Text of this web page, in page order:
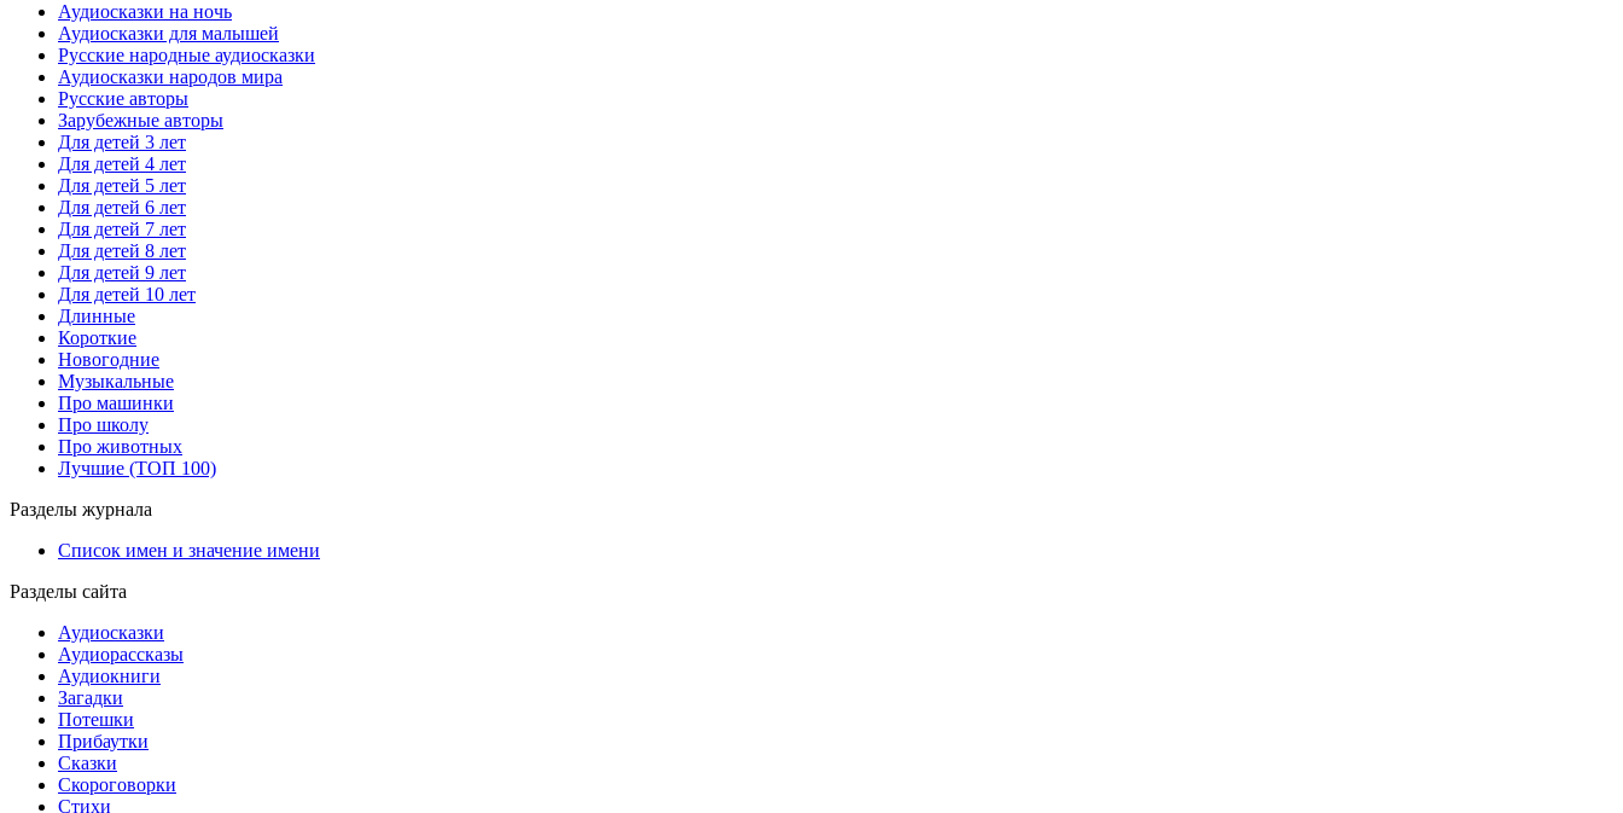
Аудиосказки на ночь
Аудиосказки для малышей
Русские народные аудиосказки
Аудиосказки народов мира
Русские авторы
Зарубежные авторы
Для детей 3 лет
Для детей 4 лет
Для детей 5 лет
Для детей 6 лет
Для детей 7 лет
Для детей 8 лет
Для детей 9 лет
Для детей 10 лет
Длинные
Короткие
Новогодние
Музыкальные
Про машинки
Про школу
Про животных
Лучшие (ТОП 100)
Разделы журнала
Список имен и значение имени
Разделы сайта
Аудиосказки
Аудиорассказы
Аудиокниги
Загадки
Потешки
Прибаутки
Сказки
Скороговорки
Стихи